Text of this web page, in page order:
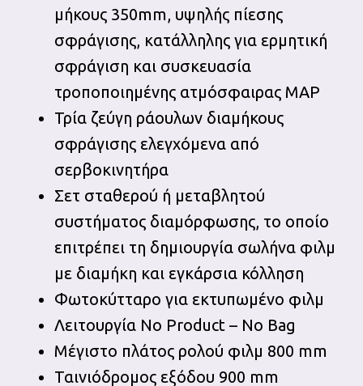
μήκους 350mm, υψηλής πίεσης
σφράγισης, κατάλληλης για ερμητική
σφράγιση και συσκευασία
τροποποιημένης ατμόσφαιρας MAP
Τρία ζεύγη ράουλων διαμήκους
σφράγισης ελεγχόμενα από
σερβοκινητήρα
Σετ σταθερού ή μεταβλητού
συστήματος διαμόρφωσης, το οποίο
επιτρέπει τη δημιουργία σωλήνα φιλμ
με διαμήκη και εγκάρσια κόλληση
Φωτοκύτταρο για εκτυπωμένο φιλμ
Λειτουργία No Product – No Bag
Μέγιστο πλάτος ρολού φιλμ 800 mm
Ταινιόδρομος εξόδου 900 mm